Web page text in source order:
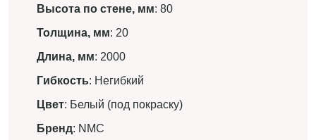
Высота по стене, мм: 80
Толщина, мм: 20
Длина, мм: 2000
Гибкость: Негибкий
Цвет: Белый (под покраску)
Бренд: NMC